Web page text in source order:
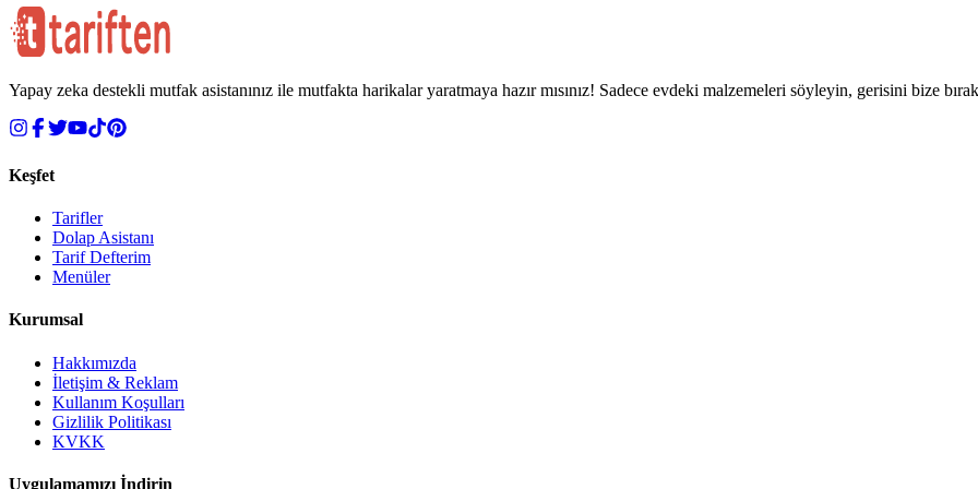
Yapay zeka destekli mutfak asistanınız ile mutfakta harikalar yaratmaya hazır mısınız! Sadece evdeki malzemeleri söyleyin, gerisini bize
Keşfet
Tarifler
Dolap Asistanı
Tarif Defterim
Menüler
Kurumsal
Hakkımızda
İletişim & Reklam
Kullanım Koşulları
Gizlilik Politikası
KVKK
Uygulamamızı İndirin